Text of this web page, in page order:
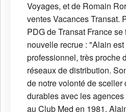
Voyages, et de Romain
ventes Vacances Transat.
PDG de Transat France
nouvelle recrue : "Alain
professionnel, très proche
réseaux de distribution.
de notre volonté de sceller
durables avec les
au Club Med en 1981,